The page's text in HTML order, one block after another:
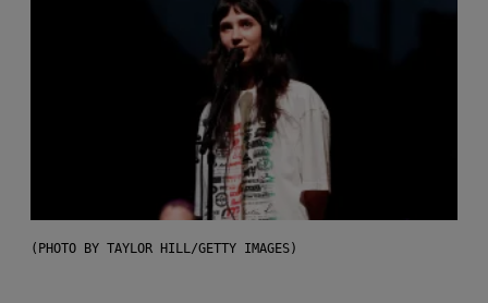
(PHOTO BY TAYLOR HILL/GETTY IMAGES)